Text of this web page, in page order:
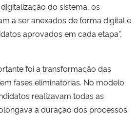
do sistema, os
a ser anexados de forma digital e
aprovados em cada etapa”,
foi a transformação das
fases eliminatórias. No modelo
realizavam todas as
a duração dos processos